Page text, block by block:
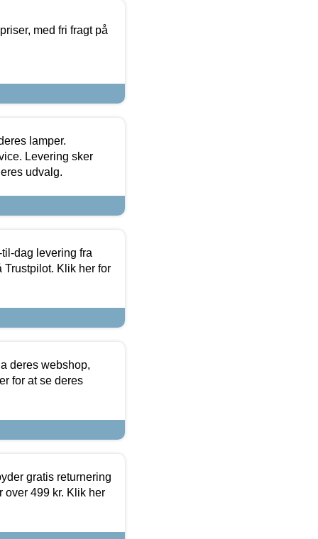
med fri fragt på
lamper.
Levering sker
udvalg.
dag levering fra
Trustpilot. Klik her for
deres webshop,
for at se deres
gratis returnering
over 499 kr. Klik her